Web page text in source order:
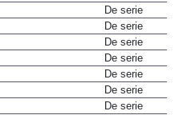
De serie
De serie
De serie
De serie
De serie
De serie
De serie